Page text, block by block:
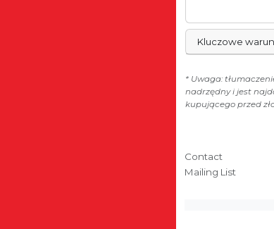
Kluczowe
* Uwaga:
nadrzędny i jest
kupującego przed
Contact
Mailing List